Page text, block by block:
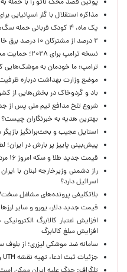
پوتین قصد محک ناتو را با حمله
مذاکره استقلال با گلر اسپانیایی
یک ماه، ۴ کودک قربانی حمله سگ‌ها در سنندج / چرا حوادث تکرار می‌شود؟
۲ درصد از مشترکان ۱۰ درصد برق خانگی را مصرف می‌کنند!
نسخه ترامپ برای ۲۰۲۸؛ حمایت محرمانه از نامزدی جی‌دی ونس
ترامپ: ما خودمان به موشک‌هایی
موضع وزارت بهداشت درباره ظرفیت
باد و گردوخاک در بخش‌هایی از
شروع تلخ مدافع تیم ملی پس از
بهترین هدیه به خبرنگاران چیست؟
استایل عجیب و بحث‌برانگیز بازیگر
پیش‌بینی پاییز پر بارش در ایران؛
قیمت جدید طلا و سکه امروز ۱۶ مردادماه ۱۴۰۵/ جدول
راز دشمنی وزیرخارجه لبنان با
اسرائیل دارد؟
بلاتکلیفی پرونده‌های مشاغل
قیمت جدید دلار، یورو و سایر ارزها امروز ۱۶ مردادماه
افزایش اعتبار کالابرگ
افزایش مبلغ کالابرگ
سامانه ضد موشکی لیزری؛ از بلوف
جزئیات ثبت ادعا، تهیه نقشه UTM و ارائه مادر سند اعلام شد